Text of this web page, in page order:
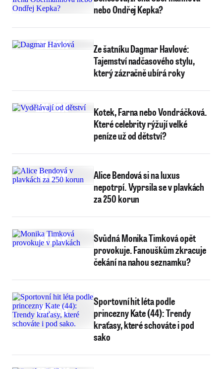
nebo Ondřej Kepka?
Ze šatníku Dagmar Havlové:
Tajemství nadčasového stylu,
který zázračně ubírá roky
Kotek, Farna nebo Vondráčková.
Které celebrity rýžují velké
peníze už od dětství?
Alice Bendová si na luxus
nepotrpí. Vyprsila se v plavkách
za 250 korun
Svůdná Monika Timková opět
provokuje. Fanouškům zkracuje
čekání na nahou seznamku?
Sportovní hit léta podle
princezny Kate (44): Trendy
kraťasy, které schováte i pod
sako